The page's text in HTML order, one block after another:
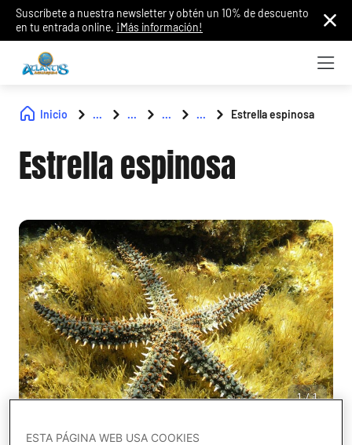
Suscríbete a nuestra newsletter y obtén un 10% de descuento
en tu entrada online. ¡Más información!
Inicio ... ... ... ... Estrella espinosa
Estrella espinosa
1/1
ESTA PÁGINA WEB USA COOKIES